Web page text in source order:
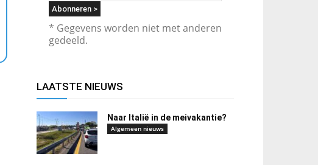
* Gegevens worden niet met anderen
gedeeld.
LAATSTE NIEUWS
Naar Italië in de meivakantie?
Algemeen nieuws